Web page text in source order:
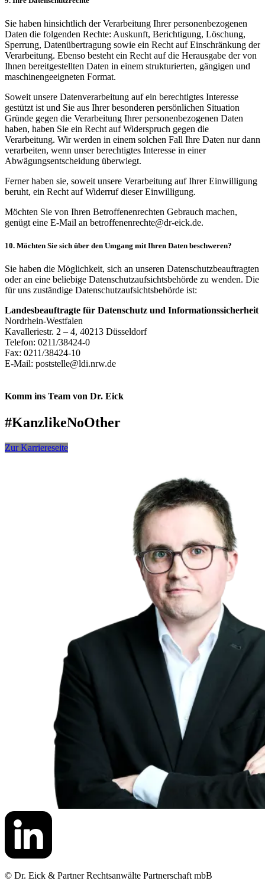
Sie haben hinsichtlich der Verarbeitung Ihrer personenbezogenen
Daten die folgenden Rechte: Auskunft, Berichtigung, Löschung,
Sperrung, Datenübertragung sowie ein Recht auf Einschränkung der
Verarbeitung. Ebenso besteht ein Recht auf die Herausgabe der von
Ihnen bereitgestellten Daten in einem strukturierten, gängigen und
maschinengeeigneten Format.
Soweit unsere Datenverarbeitung auf ein berechtigtes Interesse
gestützt ist und Sie aus Ihrer besonderen persönlichen Situation
Gründe gegen die Verarbeitung Ihrer personenbezogenen Daten
haben, haben Sie ein Recht auf Widerspruch gegen die
Verarbeitung. Wir werden in einem solchen Fall Ihre Daten nur dann
verarbeiten, wenn unser berechtigtes Interesse in einer
Abwägungsentscheidung überwiegt.
Ferner haben sie, soweit unsere Verarbeitung auf Ihrer Einwilligung
beruht, ein Recht auf Widerruf dieser Einwilligung.
Möchten Sie von Ihren Betroffenenrechten Gebrauch machen,
genügt eine E-Mail an betroffenenrechte@dr-eick.de.
10. Möchten Sie sich über den Umgang mit Ihren Daten beschweren?
Sie haben die Möglichkeit, sich an unseren Datenschutzbeauftragten
oder an eine beliebige Datenschutzaufsichtsbehörde zu wenden. Die
für uns zuständige Datenschutzaufsichtsbehörde ist:
Landesbeauftragte für Datenschutz und Informationssicherheit
Nordrhein-Westfalen
Kavalleriestr. 2 – 4, 40213 Düsseldorf
Telefon: 0211/38424-0
Fax: 0211/38424-10
E-Mail: poststelle@ldi.nrw.de
Komm ins Team von Dr. Eick
#KanzlikeNoOther
Zur Karriereseite
© Dr. Eick & Partner Rechtsanwälte Partnerschaft mbB